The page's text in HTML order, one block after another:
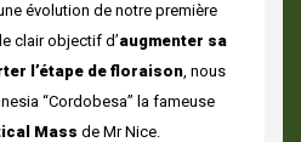
évolution de notre première
clair objectif d’augmenter sa
l’étape de floraison, nous
“Cordobesa” la fameuse
Mass de Mr Nice.